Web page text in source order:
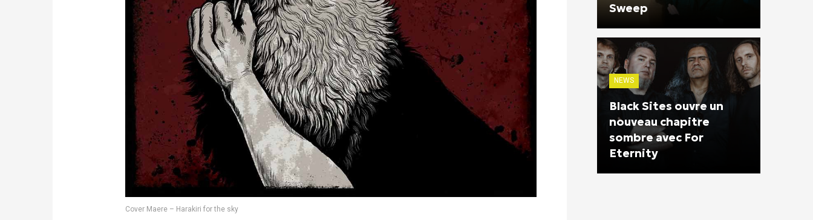
Cover Maere – Harakiri for the sky
Sweep
NEWS
Black Sites ouvre un
nouveau chapitre
sombre avec For
Eternity